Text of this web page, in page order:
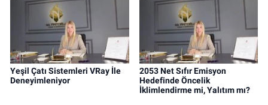
Yeşil Çatı Sistemleri VRay İle
Deneyimleniyor
2053 Net Sıfır Emisyon
Hedefinde Öncelik
İklimlendirme mi, Yalıtım mı?